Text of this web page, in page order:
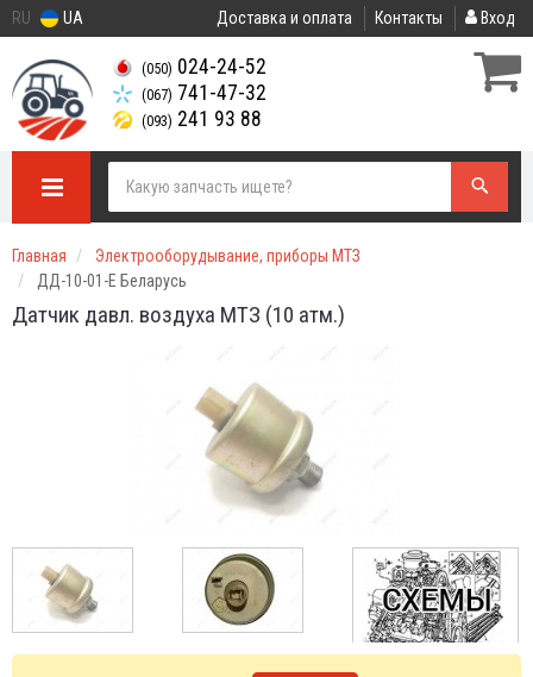
RU UA Доставка и оплата Контакты Вход
(050) 024-24-52
(067) 741-47-32
(093) 241 93 88
Главная
Электрооборудывание, приборы МТЗ
ДД-10-01-Е Беларусь
Датчик давл. воздуха МТЗ (10 атм.)